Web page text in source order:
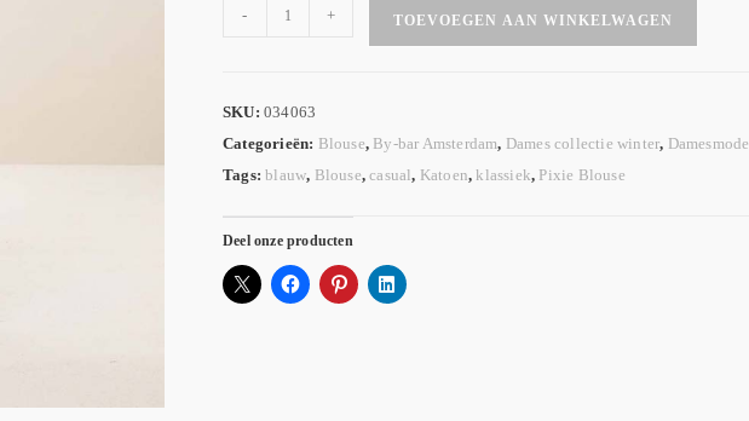
- + TOEVOEGEN AAN WINKELWAGEN
SKU: 034063
Categorieën: Blouse, By-bar Amsterdam, Dames collectie winter, Damesmode
Tags:blauw, Blouse,casual, Katoen, klassiek, Pixie Blouse
Deel onze producten